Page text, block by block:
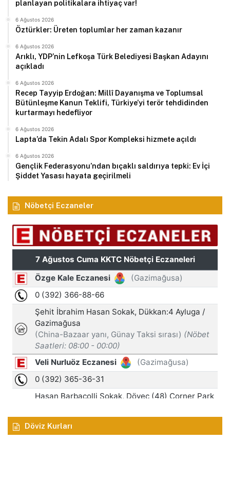
planlayan politikalara ihtiyaç var!
6 Ağustos 2026
Öztürkler: Üreten toplumlar her zaman kazanır
6 Ağustos 2026
Arıklı, YDP’nin Lefkoşa Türk Belediyesi Başkan Adayını
açıkladı
6 Ağustos 2026
Recep Tayyip Erdoğan: Millî Dayanışma ve Toplumsal
Bütünleşme Kanun Teklifi, Türkiye’yi terör tehdidinden
kurtarmayı hedefliyor
6 Ağustos 2026
Lapta’da Tekin Adalı Spor Kompleksi hizmete açıldı
6 Ağustos 2026
Gençlik Federasyonu’ndan bıçaklı saldırıya tepki: Ev İçi
Şiddet Yasası hayata geçirilmeli
Nöbetçi Eczaneler
Döviz Kurları